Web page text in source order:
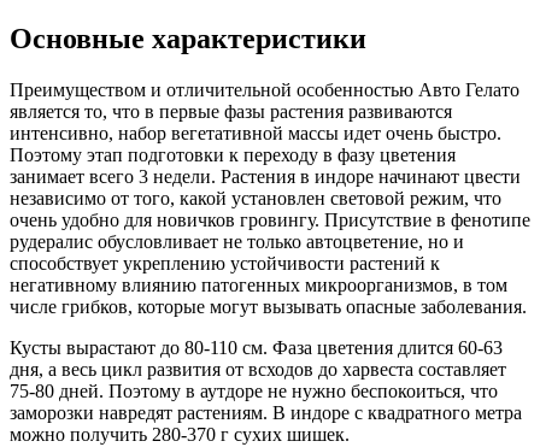
Основные характеристики
Преимуществом и отличительной особенностью Авто Гелато
является то, что в первые фазы растения развиваются
интенсивно, набор вегетативной массы идет очень быстро.
Поэтому этап подготовки к переходу в фазу цветения
занимает всего 3 недели. Растения в индоре начинают цвести
независимо от того, какой установлен световой режим, что
очень удобно для новичков гровингу. Присутствие в фенотипе
рудералис обусловливает не только автоцветение, но и
способствует укреплению устойчивости растений к
негативному влиянию патогенных микроорганизмов, в том
числе грибков, которые могут вызывать опасные заболевания.
Кусты вырастают до 80-110 см. Фаза цветения длится 60-63
дня, а весь цикл развития от всходов до харвеста составляет
75-80 дней. Поэтому в аутдоре не нужно беспокоиться, что
заморозки навредят растениям. В индоре с квадратного метра
можно получить 280-370 г сухих шишек.